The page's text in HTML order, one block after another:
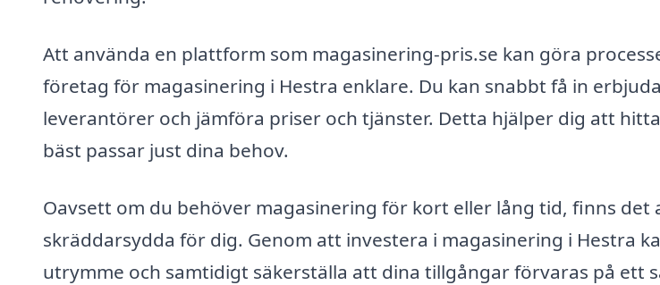
Att använda en plattform som magasinering-pris.se kan göra
företag för magasinering i Hestra enklare. Du kan snabbt få in
leverantörer och jämföra priser och tjänster. Detta hjälper dig att
bäst passar just dina behov.
Oavsett om du behöver magasinering för kort eller lång tid, finns det
skräddarsydda för dig. Genom att investera i magasinering i Hestra
utrymme och samtidigt säkerställa att dina tillgångar förvaras på ett